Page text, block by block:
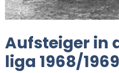
Auf­stei­ger in
li­ga 1968/1969